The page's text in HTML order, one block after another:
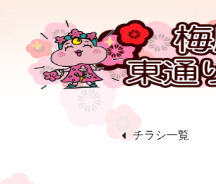
チラシ一覧